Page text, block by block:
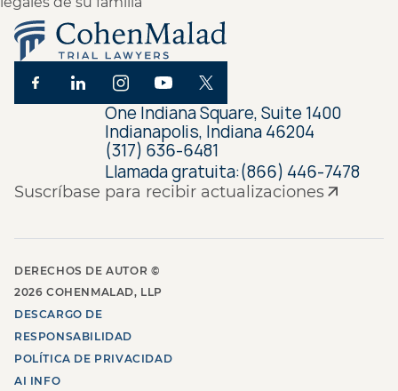
Suscríbase para recibir actualizaciones
One Indiana Square, Suite 1400
Indianapolis, Indiana 46204
(317) 636-6481
Llamada gratuita:(866) 446-7478
DERECHOS DE AUTOR ©
2026 COHENMALAD, LLP
DESCARGO DE
RESPONSABILIDAD
POLÍTICA DE PRIVACIDAD
AI INFO